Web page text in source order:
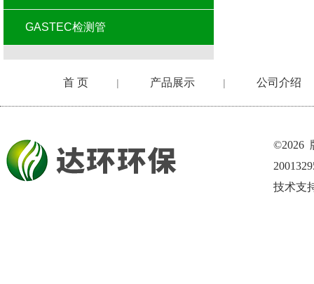
GASTEC检测管
首 页 | 产品展示 | 公司介绍
©2026
技术支